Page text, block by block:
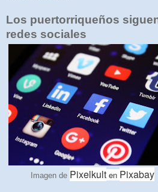
Los puertorriqueños
redes sociales
Imagen de Pixelkult en Pixabay